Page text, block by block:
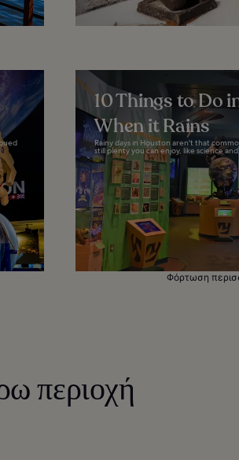
10 Things to Do
When it Rains
Rainy days in Houston aren't that
still plenty you can enjoy, like science
Φόρτωση
περιοχή